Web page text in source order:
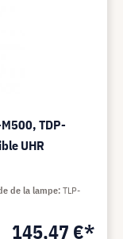
TDP-
UHR
145,47 €*
de la lampe TLP-